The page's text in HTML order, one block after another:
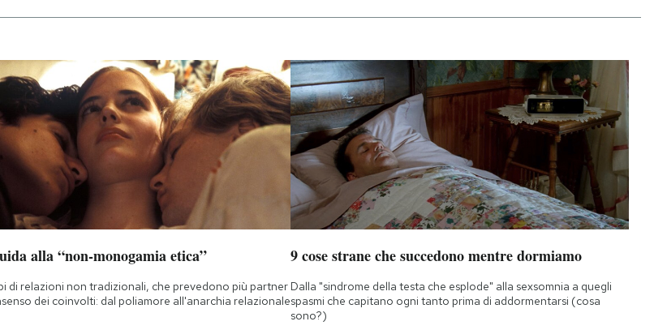
alla “non-monogamia etica”
di relazioni non tradizionali, che prevedono più partner
dei coinvolti: dal poliamore all'anarchia relazionale
9 cose strane che succedono mentre dormiamo
Dalla "sindrome della testa che esplode" alla sexsomnia a quegli
spasmi che capitano ogni tanto prima di addormentarsi (cosa
sono?)